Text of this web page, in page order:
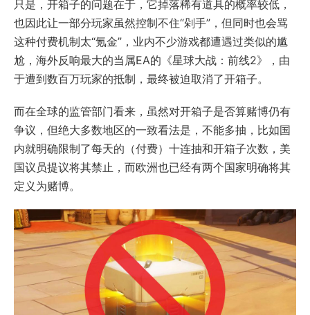
只是，开箱子的问题在于，它掉落稀有道具的概率较低，
也因此让一部分玩家虽然控制不住“剁手”，但同时也会骂
这种付费机制太“氪金”，业内不少游戏都遭遇过类似的尴
尬，海外反响最大的当属EA的《星球大战：前线2》，由
于遭到数百万玩家的抵制，最终被迫取消了开箱子。
而在全球的监管部门看来，虽然对开箱子是否算赌博仍有
争议，但绝大多数地区的一致看法是，不能多抽，比如国
内就明确限制了每天的（付费）十连抽和开箱子次数，美
国议员提议将其禁止，而欧洲也已经有两个国家明确将其
定义为赌博。